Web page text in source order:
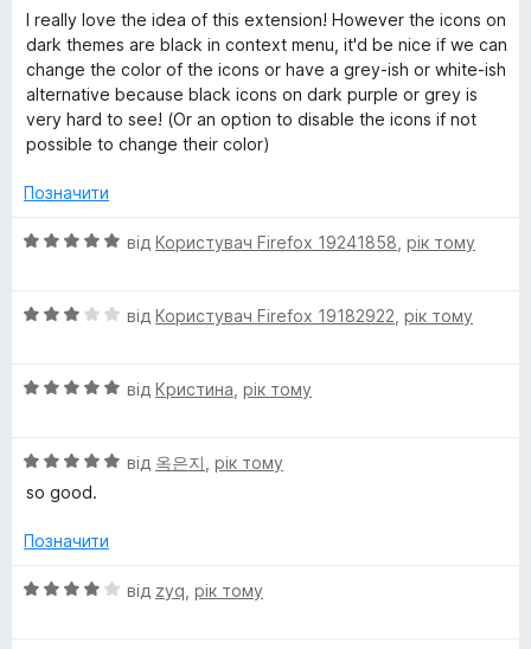
з
5
к
а
5
з
5
ц
н
к
а
4
5
I really love the idea of this extension! However the icons on
dark themes are black in context menu, it'd be nice if we can
change the color of the icons or have a grey-ish or white-ish
alternative because black icons on dark purple or grey is
very hard to see! (Or an option to disable the icons if not
possible to change their color)
Позначити
О
н
5
від Користувач Firefox 19241858 рік тому
О
н
3
з
від Користувач Firefox 19182922 рік тому
О
н
к
5
5
від Кристина рік тому
О
ц
н
а
від 옥은지 рік тому
so good.
Позначити
О
від zyq рік тому